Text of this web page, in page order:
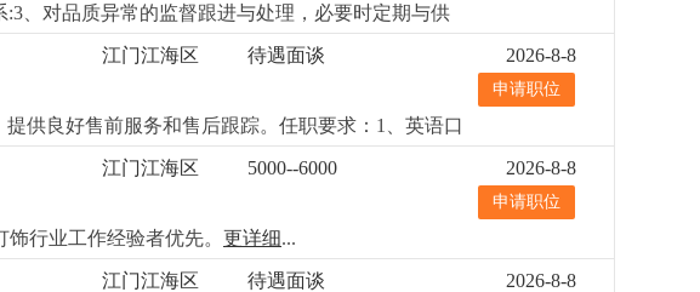
、对品质异常的监督跟进与处理，必要时定期与供
管理工作经验。任职要求：1、高中以上学历，熟悉
iso9001质量管理体系。实际操作能力强，品质管
江门江海区 待遇面谈
2026-8-8
申请职位
供良好售前服务和售后跟踪。任职要求：1、英语口
和责任感；3、会社媒拓客，有欧美东南亚风扇灯客
江门江海区 5000--6000
2026-8-8
申请职位
行业工作经验者优先。 更详细...
江门江海区 待遇面谈
2026-8-8